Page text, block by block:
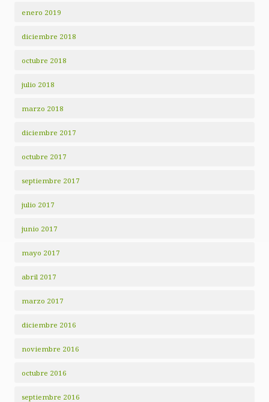
enero 2019
diciembre 2018
octubre 2018
julio 2018
marzo 2018
diciembre 2017
octubre 2017
septiembre 2017
julio 2017
junio 2017
mayo 2017
abril 2017
marzo 2017
diciembre 2016
noviembre 2016
octubre 2016
septiembre 2016